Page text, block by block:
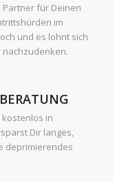
für Deinen
im
und es lohnt sich
in
Dir langes,
deprimierendes